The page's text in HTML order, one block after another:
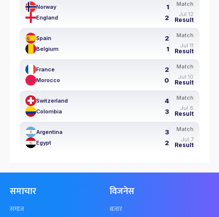
Norway 1
England 2
Match
Jul 12
Result
Spain 2
Belgium 1
Match
Jul 11
Result
France 2
Morocco 0
Match
Jul 10
Result
Switzerland 4
Colombia 3
Match
Jul 8
Result
Argentina 3
Egypt 2
Match
Jul 7
Result
समाचार
समाज
विजनेस
बजार